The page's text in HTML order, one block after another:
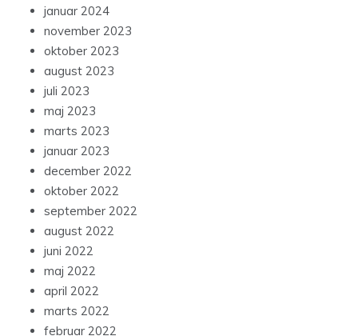
januar 2024
november 2023
oktober 2023
august 2023
juli 2023
maj 2023
marts 2023
januar 2023
december 2022
oktober 2022
september 2022
august 2022
juni 2022
maj 2022
april 2022
marts 2022
februar 2022